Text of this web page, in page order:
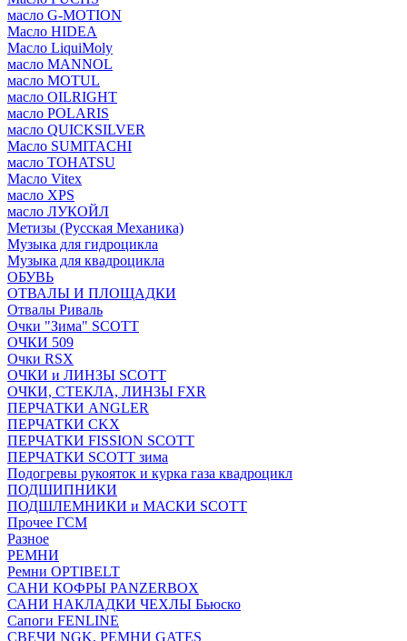
масло G-MOTION
Масло HIDEA
Масло LiquiMoly
масло MANNOL
масло MOTUL
масло OILRIGHT
масло POLARIS
масло QUICKSILVER
Масло SUMITACHI
масло TOHATSU
Масло Vitex
масло XPS
масло ЛУКОЙЛ
Метизы (Русская Механика)
Музыка для гидроцикла
Музыка для квадроцикла
ОБУВЬ
ОТВАЛЫ И ПЛОЩАДКИ
Отвалы Риваль
Очки "Зима" SCOTT
ОЧКИ 509
Очки RSX
ОЧКИ и ЛИНЗЫ SCOTT
ОЧКИ, СТЕКЛА, ЛИНЗЫ FXR
ПЕРЧАТКИ ANGLER
ПЕРЧАТКИ CKX
ПЕРЧАТКИ FISSION SCOTT
ПЕРЧАТКИ SCOTT зима
Подогревы рукояток и курка газа квадроцикл
ПОДШИПНИКИ
ПОДШЛЕМНИКИ и МАСКИ SCOTT
Прочее ГСМ
Разное
РЕМНИ
Ремни OPTIBELT
САНИ КОФРЫ PANZERBOX
САНИ НАКЛАДКИ ЧЕХЛЫ Бьюско
Сапоги FENLINE
СВЕЧИ NGK, РЕМНИ GATES